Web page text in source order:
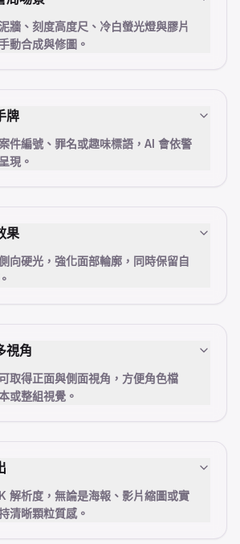
牆、刻度高度尺、冷白螢光燈與膠片
動合成與修圖。
牌
件編號、罪名或趣味標語，AI 會依警
現。
果
向硬光，強化面部輪廓，同時保留自
視角
取得正面與側面視角，方便角色檔
或整組視覺。
解析度，無論是海報、影片縮圖或實
清晰顆粒質感。